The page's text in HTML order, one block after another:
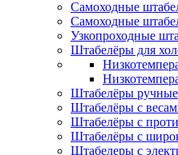
Самоходные
Самоходные
Узкопроходные
Штабелёры для
Штабелёры ручные
Штабелёры с
Штабелёры с
Штабелёры с
Штабелеры с